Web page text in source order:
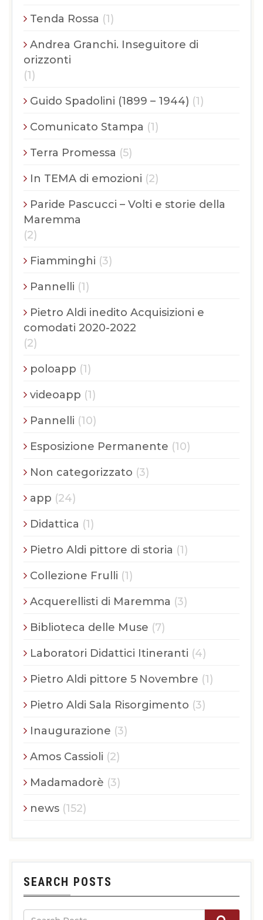
Tenda Rossa (1)
Andrea Granchi. Inseguitore di
orizzonti
(1)
Guido Spadolini (1899 – 1944) (1)
Comunicato Stampa (1)
Terra Promessa (5)
In TEMA di emozioni (2)
Paride Pascucci – Volti e storie della
Maremma
(2)
Fiamminghi (3)
Pannelli (1)
Pietro Aldi inedito Acquisizioni e
comodati 2020-2022
(2)
poloapp (1)
videoapp (1)
Pannelli (10)
Esposizione Permanente (10)
Non categorizzato (3)
app (24)
Didattica (1)
Pietro Aldi pittore di storia (1)
Collezione Frulli (1)
Acquerellisti di Maremma (3)
Biblioteca delle Muse (7)
Laboratori Didattici Itineranti (4)
Pietro Aldi pittore 5 Novembre (1)
Pietro Aldi Sala Risorgimento (3)
Inaugurazione (3)
Amos Cassioli (2)
Madamadorè (3)
news (152)
SEARCH POSTS